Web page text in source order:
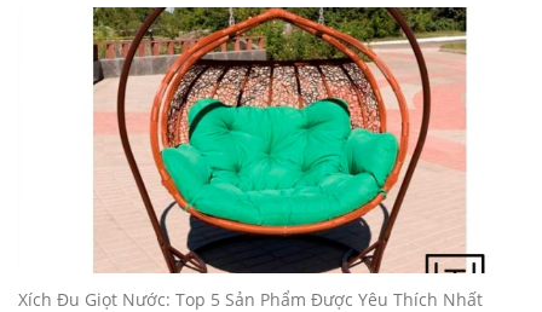
Giới Thiệu Các Mẫu Xích Đu Đẹp Thương Hiệu Minh Thy